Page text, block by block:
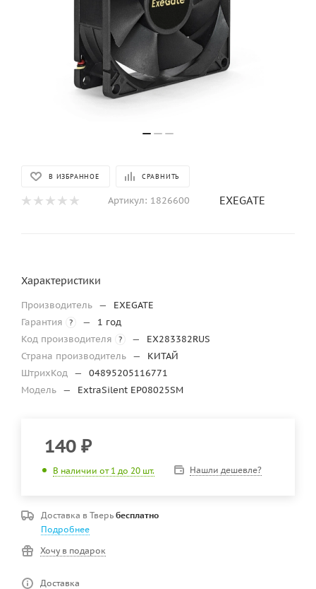
В ИЗБРАННОЕ СРАВНИТЬ
Артикул: 1826600 EXEGATE
Характеристики
Производитель —
EXEGATE
Гарантия
? —
1 год
Код производителя
? —
EX283382RUS
Страна производитель —
КИТАЙ
ШтрихКод —
04895205116771
Модель — ExtraSilent EP08025SM
140 ₽
В наличии от 1 до 20 шт. Нашли дешевле?
Доставка в Тверь бесплатно
Подробнее
Хочу в подарок
Доставка